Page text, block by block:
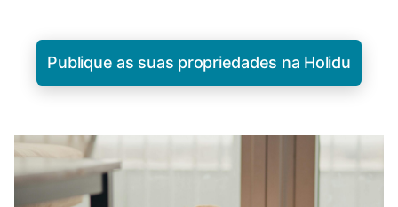
Publique as suas propriedades na Holidu